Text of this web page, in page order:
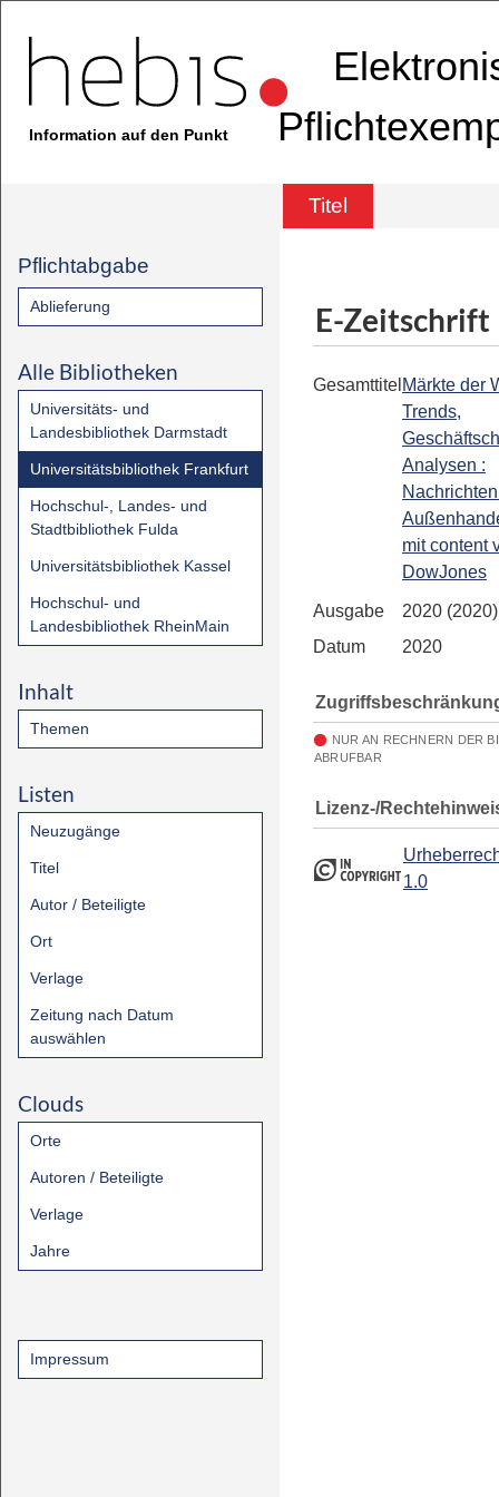
Information auf den Punkt
Titel
Pflichtabgabe
Ablieferung
Alle Bibliotheken
Universitäts- und
Landesbibliothek Darmstadt
Universitätsbibliothek Frankfurt
Hochschul-, Landes- und
Stadtbibliothek Fulda
Universitätsbibliothek Kassel
Hochschul- und
Landesbibliothek RheinMain
Inhalt
Themen
Listen
Neuzugänge
Titel
Autor / Beteiligte
Ort
Verlage
Zeitung nach Datum
auswählen
Clouds
Orte
Autoren / Beteiligte
Verlage
Jahre
Impressum
E-Zeitschrift
Gesamttitel Märkte der
Trends,
Analysen :
mit content
DowJones
Ausgabe
2020
Datum
2020
NUR AN RECHNERN DER
ABRUFBAR
Lizenz-/
1.0